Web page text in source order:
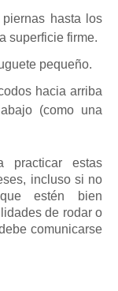
hasta los
superficie firme.
pequeño.
hacia arriba
(como una
practicar estas
incluso si no
estén bien
de rodar o
comunicarse